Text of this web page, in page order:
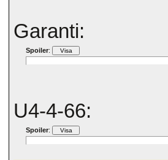
Garanti:
Spoiler:
U4-4-66:
Spoiler: